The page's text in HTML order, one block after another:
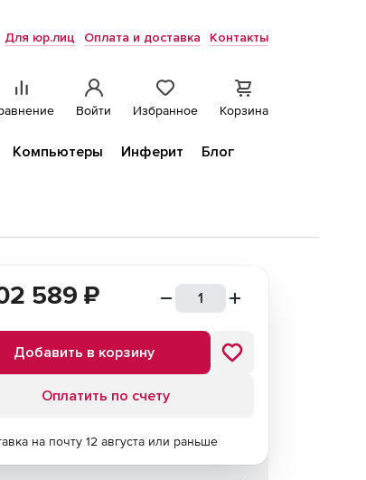
Для юр.лиц Оплата и доставка Контакты
Войти Избранное Корзина
Компьютеры Инферит
Блог
589 ₽
Добавить в корзину
Оплатить по счету
на почту 12 августа или раньше